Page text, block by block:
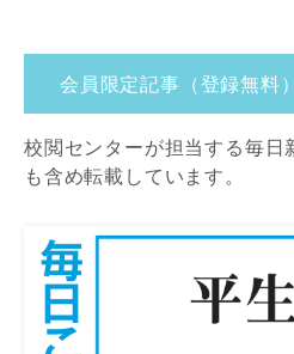
会員限定記事（登録無料）
校閲センターが担当する毎日
も含め転載しています。